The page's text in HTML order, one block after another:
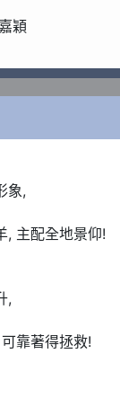
穎
鄔忠揚
by Koh 和
Altar
音格式
李富榮
Lau
administration
麗紅
版權管理
Lam
、翻譯、發佈或
象,
, 主配全地景仰!
,
靠著得拯救!